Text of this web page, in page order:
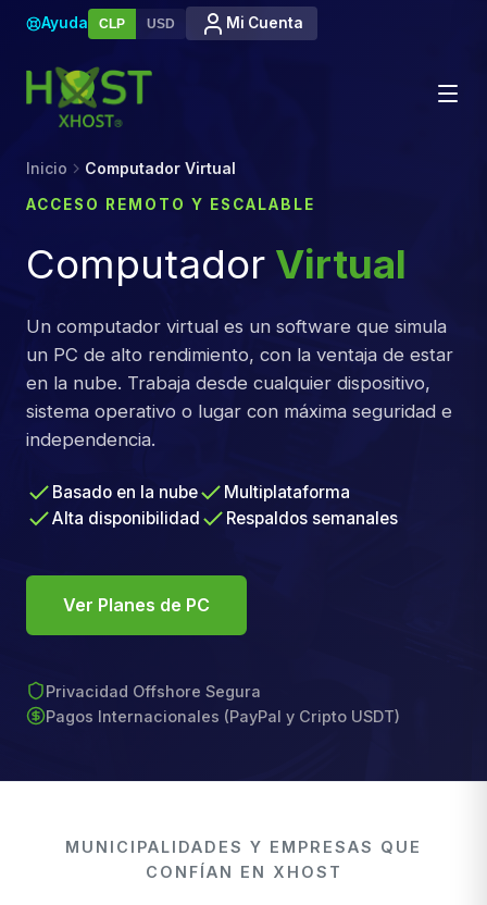
Ayuda CLP USD Mi Cuenta
Inicio Computador Virtual
ACCESO REMOTO Y ESCALABLE
Computador Virtual
Un computador virtual es un software que simula
un PC de alto rendimiento, con la ventaja de estar
en la nube. Trabaja desde cualquier dispositivo,
sistema operativo o lugar con máxima seguridad e
independencia.
Basado en la nube
Multiplataforma
Alta disponibilidad
Respaldos semanales
Ver Planes de PC
Privacidad Offshore Segura
Pagos Internacionales (PayPal y Cripto USDT)
MUNICIPALIDADES Y EMPRESAS QUE
CONFÍAN EN XHOST